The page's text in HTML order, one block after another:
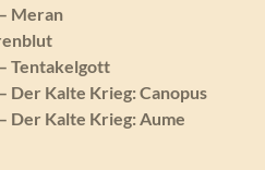
Meran
Tentakelgott
Der Kalte Krieg: Canopus
Der Kalte Krieg: Aume